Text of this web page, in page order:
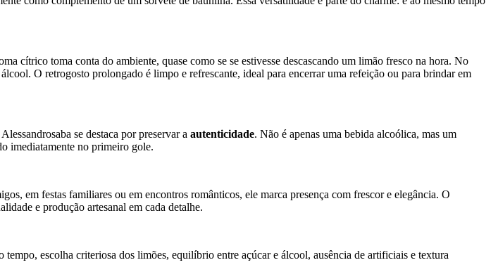
cítrico toma conta do ambiente, quase como se se estivesse descascando um limão fresco na hora. No
O retrogosto prolongado é limpo e refrescante, ideal para encerrar uma refeição ou para brindar em
se destaca por preservar a autenticidade. Não é apenas uma bebida alcoólica, mas um
imediatamente no primeiro gole.
em festas familiares ou em encontros românticos, ele marca presença com frescor e elegância. O
e produção artesanal em cada detalhe.
escolha criteriosa dos limões, equilíbrio entre açúcar e álcool, ausência de artificiais e textura